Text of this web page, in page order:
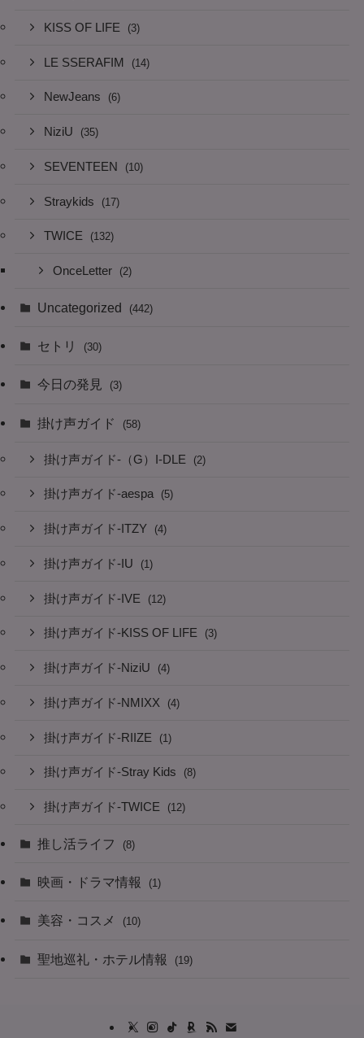
KISS OF LIFE (3)
LE SSERAFIM (14)
NewJeans (6)
NiziU (35)
SEVENTEEN (10)
Straykids (17)
TWICE (132)
OnceLetter (2)
Uncategorized (442)
セトリ (30)
今日の発見 (3)
掛け声ガイド (58)
掛け声ガイド-（G）I-DLE (2)
掛け声ガイド-aespa (5)
掛け声ガイド-ITZY (4)
掛け声ガイド-IU (1)
掛け声ガイド-IVE (12)
掛け声ガイド-KISS OF LIFE (3)
掛け声ガイド-NiziU (4)
掛け声ガイド-NMIXX (4)
掛け声ガイド-RIIZE (1)
掛け声ガイド-Stray Kids (8)
掛け声ガイド-TWICE (12)
推し活ライフ (8)
映画・ドラマ情報 (1)
美容・コスメ (10)
聖地巡礼・ホテル情報 (19)